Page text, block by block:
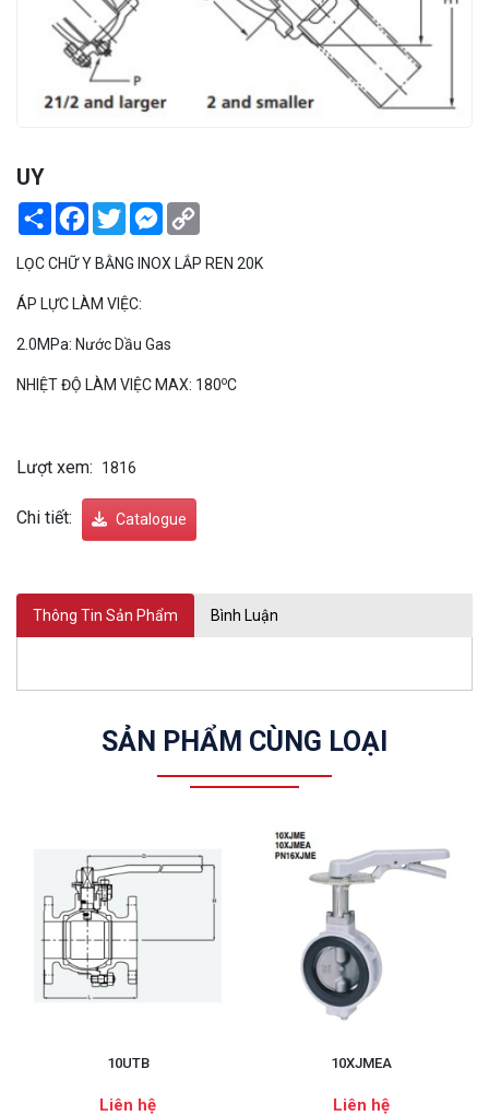
PEKOS
UY
Share Facebook
TwitterMessenger
LỌC CHỮ Y BẰNG INOX LẮP REN 20K
ÁP LỰC LÀM VIỆC:
2.0MPa: Nước Dầu Gas
NHIỆT ĐỘ LÀM VIỆC MAX: 180oC
Lượt xem: 1816
Chi tiết: Catalogue
Thông Tin Sản Phẩm Bình Luận
SẢN PHẨM CÙNG LOẠI
10UTB
Liên hệ
10XJMEA
Liên hệ